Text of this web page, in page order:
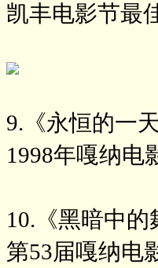
凯丰电影节最
9.《永恒的一天
1998年嘎纳电
10.《黑暗中的
第53届嘎纳电